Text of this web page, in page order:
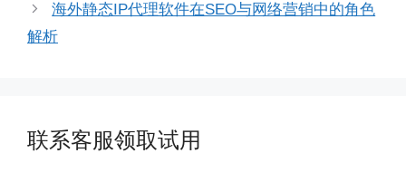
海外静态IP代理软件在SEO与网络营销中的角色
解析
联系客服领取试用